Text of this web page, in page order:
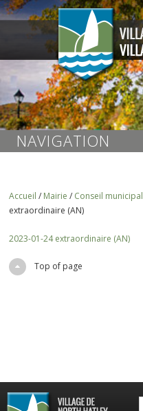
NAVIGATION
Accueil / Mairie / Conseil municipal
extraordinaire (AN)
2023-01-24 extraordinaire (AN)
Top of page